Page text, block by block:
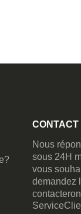
CONTACT
Nous
sous 24H
vous
demandez